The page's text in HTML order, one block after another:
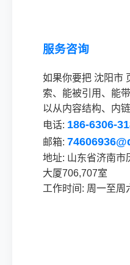
服务咨询
如果你要把 沈阳市
索、能被引用、能
以从内容结构、内
电话: 186-6306-
邮箱:
地址: 山东省济南市
大厦706,707室
工作时间: 周一至周